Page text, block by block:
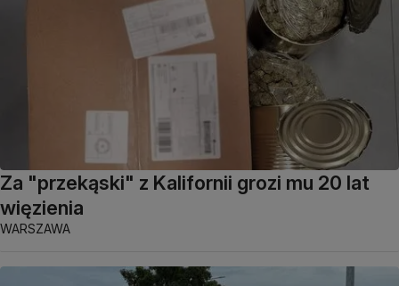
Za "przekąski" z Kalifornii grozi mu 20 lat
więzienia
WARSZAWA